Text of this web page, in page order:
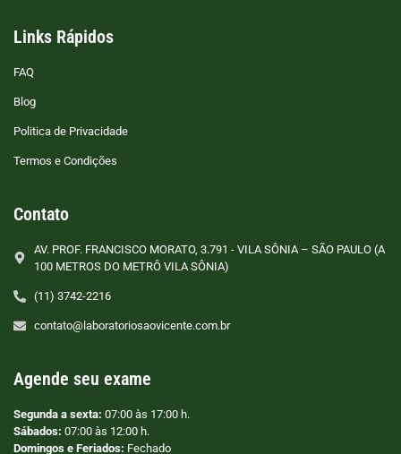
Links Rápidos
FAQ
Blog
Politica de Privacidade
Termos e Condições
Contato
AV. PROF. FRANCISCO MORATO, 3.791 - VILA SÔNIA – SÃO PAULO (A
100 METROS DO METRÔ VILA SÔNIA)
(11) 3742-2216
contato@laboratoriosaovicente.com.br
Agende seu exame
Segunda a sexta: 07:00 às 17:00 h.
Sábados: 07:00 às 12:00 h.
Domingos e Feriados: Fechado